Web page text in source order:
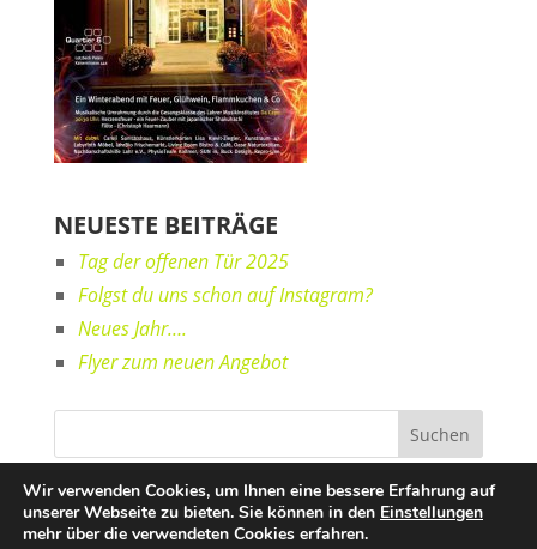
NEUESTE BEITRÄGE
Tag der offenen Tür 2025
Folgst du uns schon auf Instagram?
Neues Jahr….
Flyer zum neuen Angebot
Wir verwenden Cookies, um Ihnen eine bessere Erfahrung auf
unserer Webseite zu bieten. Sie können in den Einstellungen
mehr über die verwendeten Cookies erfahren.